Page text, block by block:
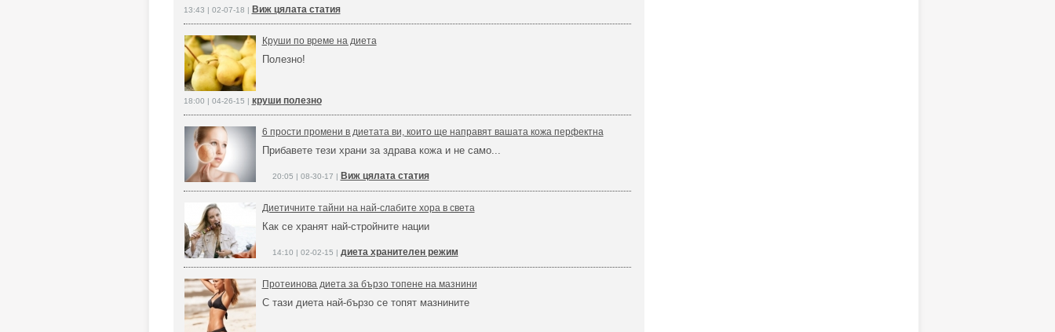
13:43 | 02-07-18 | Виж цялата статия
Круши по време на диета
Полезно!
18:00 | 04-26-15 | круши полезно
6 прости промени в диетата ви, които ще направят вашата кожа перфектна
Прибавете тези храни за здрава кожа и не само...
20:05 | 08-30-17 | Виж цялата статия
Диетичните тайни на най-слабите хора в света
Как се хранят най-стройните нации
14:10 | 02-02-15 | диета хранителен режим
Протеинова диета за бързо топене на мазнини
С тази диета най-бързо се топят мазнините